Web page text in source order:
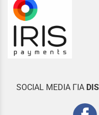
SOCIAL MEDIA ΓΙΑ